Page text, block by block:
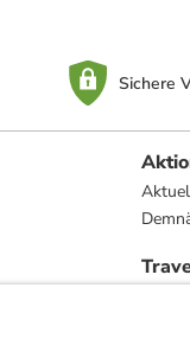
Sichere